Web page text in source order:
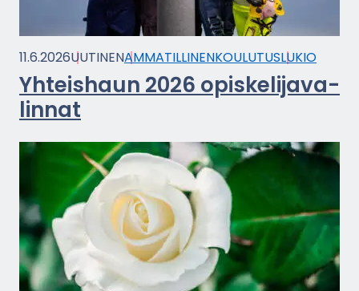
11.6.2026UU­TI­NENAM­MA­TIL­LI­NEN­KOU­LU­TUSLUKIO
Yh­teis­haun 2026 opis­ke­li­ja­va­
lin­nat